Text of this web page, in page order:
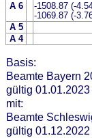
A 6
-1508.87 (-
-1069.87 (-
A 5
A 4
Basis:
Beamte Bayern
gültig
mit:
Beamte
gültig